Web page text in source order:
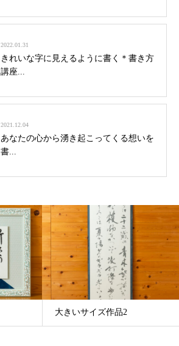
2022.01.31
きれいな字に見えるように書く＊書き方
講座...
2021.12.04
あなたの心から湧き起こってくる想いを
書...
大きいサイズ作品2